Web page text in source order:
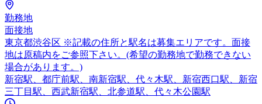
勤務地
面接地
東京都渋谷区 ※記載の住所と駅名は募集エリアです。面接
地は原稿内をご参照下さい。(希望の勤務地で勤務できない
場合があります。)
新宿駅、都庁前駅、南新宿駅、代々木駅、新宿西口駅、新宿
三丁目駅、西武新宿駅、北参道駅、代々木公園駅